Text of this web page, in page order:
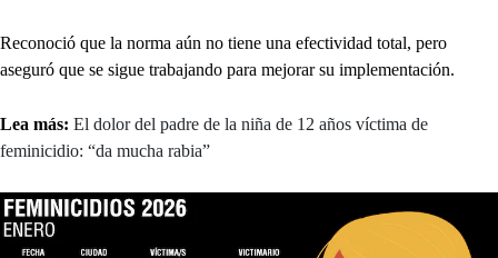
Reconoció que la norma aún no tiene una efectividad total, pero
aseguró que se sigue trabajando para mejorar su implementación.
Lea más: El dolor del padre de la niña de 12 años víctima de
feminicidio: “da mucha rabia”